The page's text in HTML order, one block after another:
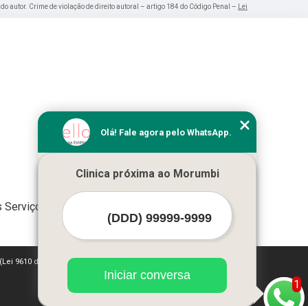
autor. Crime de violação de direito autoral – artigo 184 do Código Penal – Lei
Serviços
9610 de 19/02/1998)
1
Olá! Fale agora pelo WhatsApp.
Clinica próxima ao Morumbi
Iniciar conversa